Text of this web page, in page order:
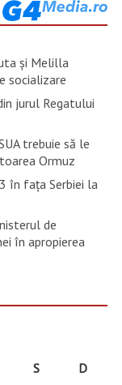
şi Melilla
socializare
jurul Regatului
trebuie să le
Ormuz
în fața Serbiei la
de
în apropierea
S
D